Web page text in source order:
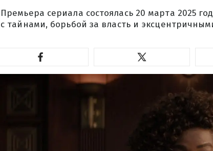
Премьера сериала состоялась 20 марта 2025
с тайнами, борьбой за власть и